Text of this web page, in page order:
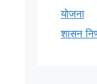
योजना
शासन